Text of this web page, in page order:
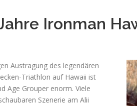
Ironman
Austragung des legendären
Triathlon auf Hawaii ist
Age Grouper enorm. Viele
Szenerie am Alii